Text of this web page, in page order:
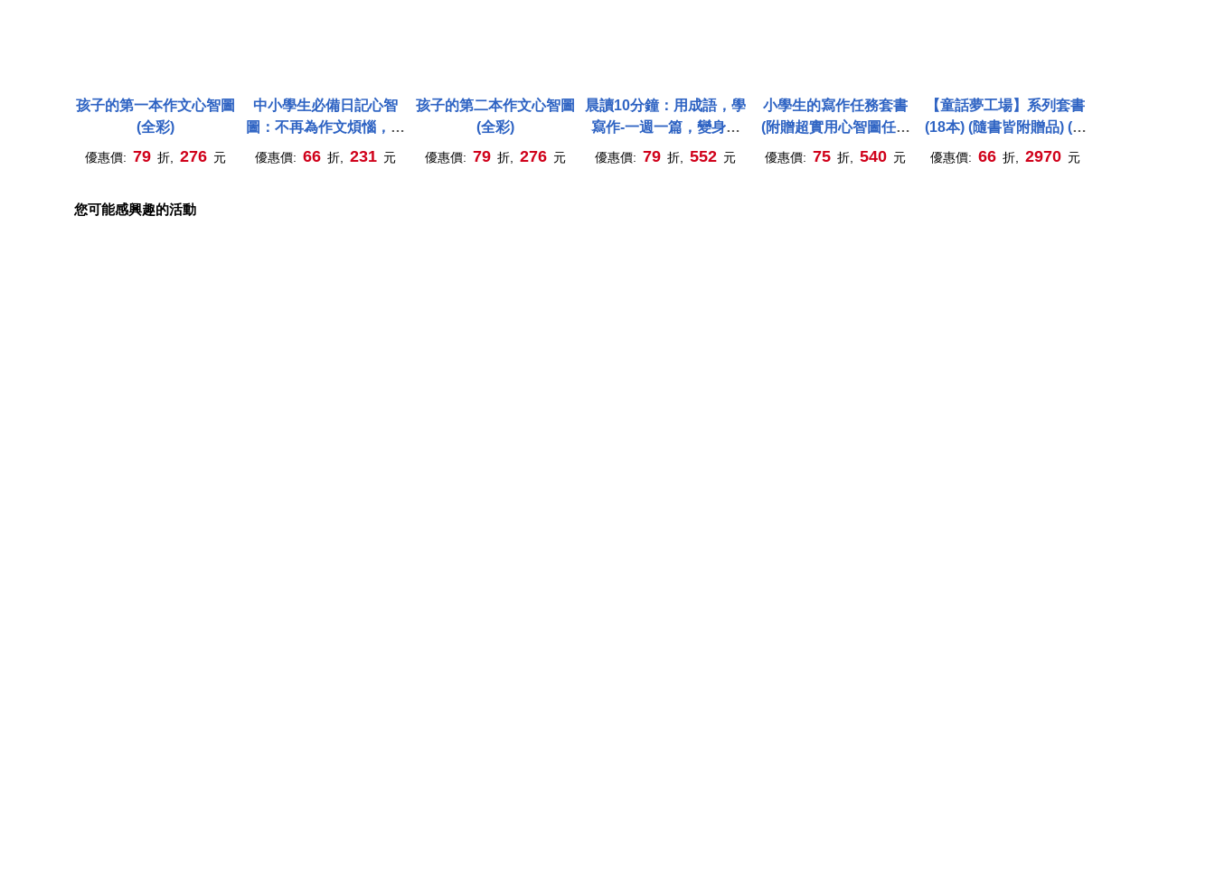
孩子的第一本作文心智圖
(全彩)
優惠價: 79 折, 276 元
中小學生必備日記心智
圖：不再為作文煩惱，不
再苦思寫作主題!
優惠價: 66 折, 231 元
孩子的第二本作文心智圖
(全彩)
優惠價: 79 折, 276 元
晨讀10分鐘：用成語，學
寫作-一週一篇，變身小
日記、週記與作文達人(2
優惠價: 79 折, 552 元
小學生的寫作任務套書
(附贈超實用心智圖任務
卡2張)：跟著怡辰老師看
優惠價: 75 折, 540 元
【童話夢工場】系列套書
(18本) (隨書皆附贈品) (中
高年級讀本)
優惠價: 66 折, 2970 元
您可能感興趣的活動